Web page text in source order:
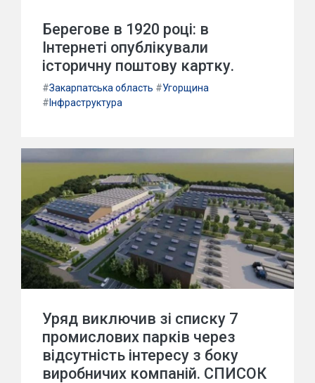
Берегове в 1920 році: в
Інтернеті опублікували
історичну поштову картку.
#Закарпатська область #Угорщина
# Інфраструктура
Уряд виключив зі списку 7
промислових парків через
відсутність інтересу з боку
виробничих компаній. СПИСОК